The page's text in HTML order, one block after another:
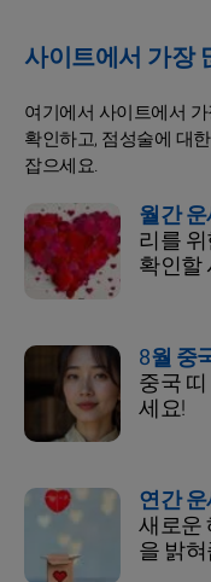
사이트에서 가장
여기에서 사이트에서
확인하고, 점성술에 대
잡으세요.
월간
리를
확인할
8월 중
중국
세요!
연간
새로운
을 밝